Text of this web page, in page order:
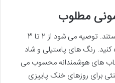
مطلوب
رنگ ها زبان دیگری در استایل هستند. توصیه می شود از 2 تا 3
رنگ های پاستیلی و شاد
های هوشمندانه محسوب می
برای روزهای خنک پاییزی